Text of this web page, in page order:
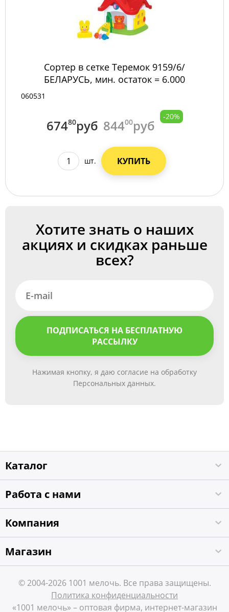
Сортер в сетке Теремок 9159/6/
БЕЛАРУСЬ, мин. остаток = 6.000
060531
67480руб 84400руб
-20%
шт. КУПИТЬ
Хотите знать о наших
акциях и скидках раньше
всех?
ПОДПИСАТЬСЯ НА БЕСПЛАТНУЮ
РАССЫЛКУ
Нажимая кнопку, я даю согласие на обработку
Персональных данных.
Каталог
Работа с нами
Компания
Магазин
© 2004-2026 1001 мелочь. Все права защищены.
Политика конфиденциальности
«1001 мелочь» – оптовая фирма, интернет-магазин